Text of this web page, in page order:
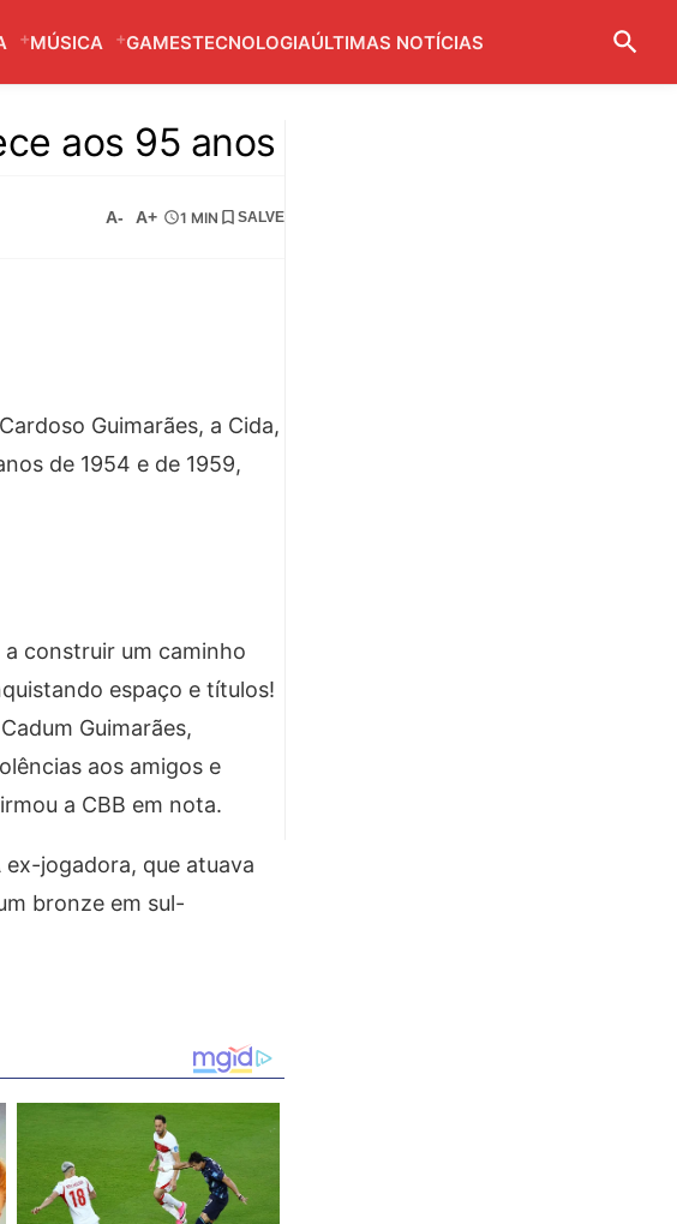
MÚSICA GAMESTECNOLOGIAÚLTIMAS NOTÍCIAS
aos 95 anos
A- A+ 1 MIN SALVE
Guimarães, a Cida,
de 1954 e de 1959,
a construir um caminho
espaço e títulos!
Guimarães,
aos amigos e
a CBB em nota.
jogadora, que atuava
bronze em sul-